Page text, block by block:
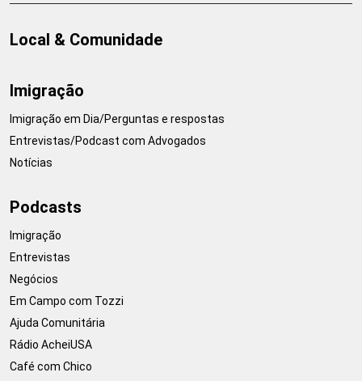
Local & Comunidade
Imigração
Imigração em Dia/Perguntas e respostas
Entrevistas/Podcast com Advogados
Notícias
Podcasts
Imigração
Entrevistas
Negócios
Em Campo com Tozzi
Ajuda Comunitária
Rádio AcheiUSA
Café com Chico